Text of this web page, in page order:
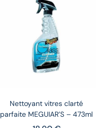
Nettoyant vitres clarté
parfaite MEGUIAR’S – 473ml